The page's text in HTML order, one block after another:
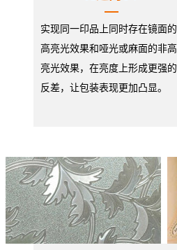
实现同一印品上同时存在镜面的
高亮光效果和哑光或麻面的非高
亮光效果，在亮度上形成更强的
反差，让包装表现更加凸显。